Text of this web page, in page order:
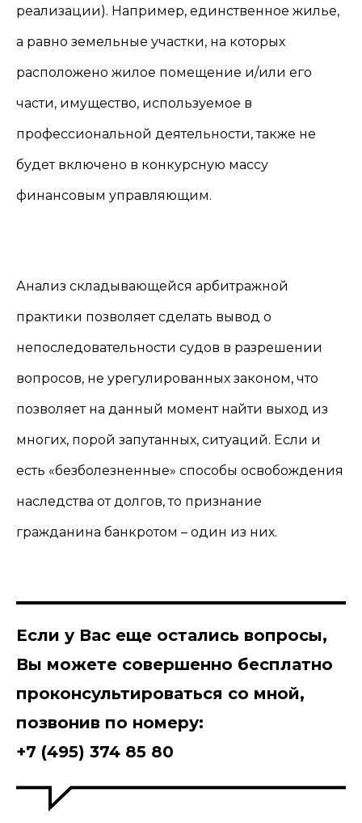
реализации). Например, единственное жилье,
а равно земельные участки, на которых
расположено жилое помещение и/или его
части, имущество, используемое в
профессиональной деятельности, также не
будет включено в конкурсную массу
финансовым управляющим.
Анализ складывающейся арбитражной
практики позволяет сделать вывод о
непоследовательности судов в разрешении
вопросов, не урегулированных законом, что
позволяет на данный момент найти выход из
многих, порой запутанных, ситуаций. Если и
есть «безболезненные» способы освобождения
наследства от долгов, то признание
гражданина банкротом – один из них.
Если у Вас еще остались вопросы,
Вы можете совершенно бесплатно
проконсультироваться со мной,
позвонив по номеру:
+7 (495) 374 85 80